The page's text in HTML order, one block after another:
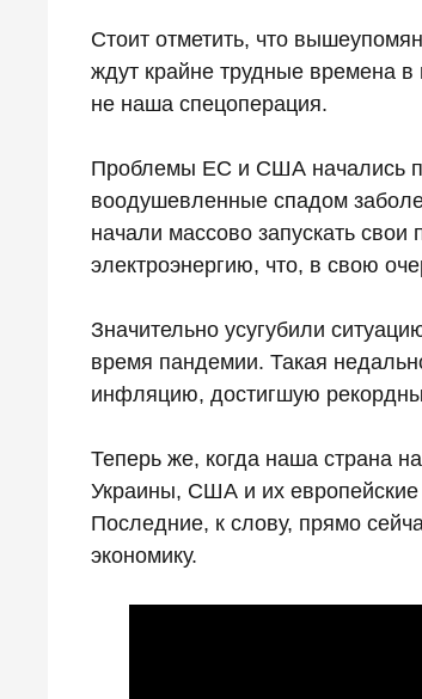
Стоит отметить, что
ждут крайне трудные времена
не наша спецоперация.
Проблемы ЕС и США начались
воодушевленные спадом
начали массово запускать
электроэнергию, что, в свою
Значительно усугубили
время пандемии. Такая
инфляцию, достигшую
Теперь же, когда наша страна
Украины, США и их европейские
Последние, к слову, прямо
экономику.